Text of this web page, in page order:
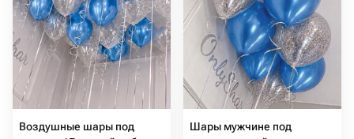
Воздушные шары под
Шары мужчине под